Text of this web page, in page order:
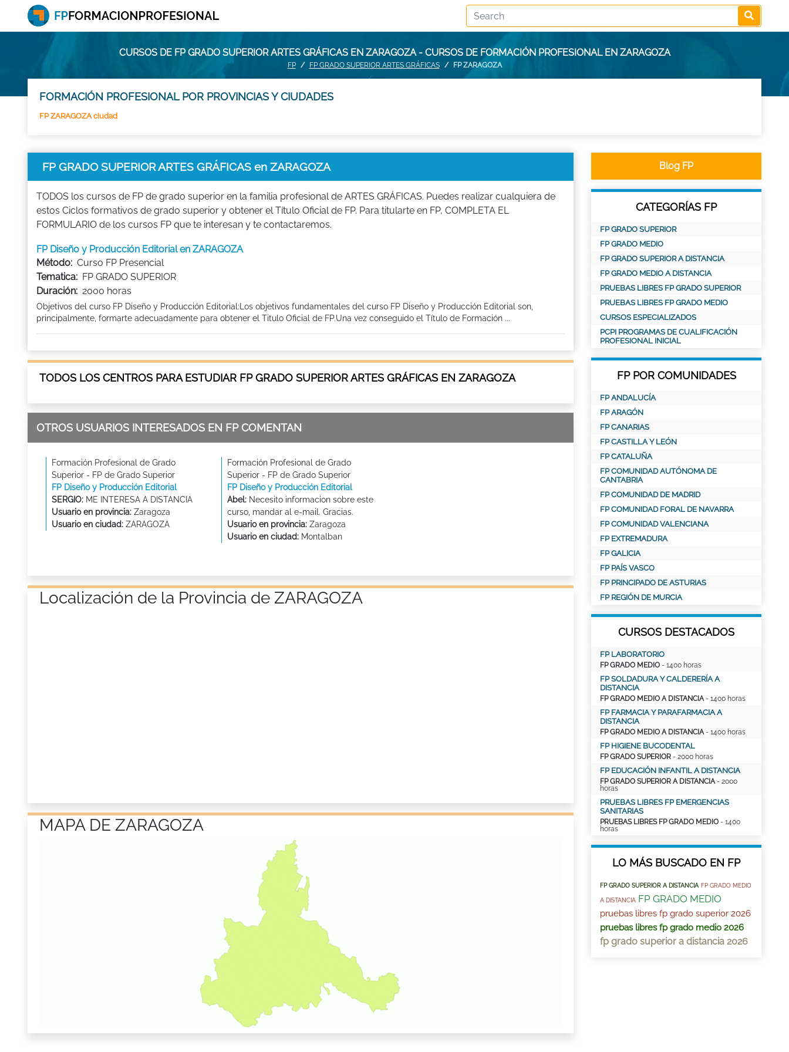
CURSOS DE FP GRADO SUPERIOR ARTES GRÁFICAS EN ZARAGOZA - CURSOS DE FORMACIÓN PROFESIONAL EN ZARAGOZA
FP FP GRADO SUPERIOR ARTES GRÁFICAS FP ZARAGOZA
FORMACIÓN PROFESIONAL POR PROVINCIAS Y CIUDADES
FP ZARAGOZA ciudad
FP GRADO SUPERIOR ARTES GRÁFICAS en ZARAGOZA
TODOS los cursos de FP de grado superior en la familia profesional de ARTES GRÁFICAS. Puedes realizar cualquiera de
estos Ciclos formativos de grado superior y obtener el Título Oficial de FP. Para titularte en FP, COMPLETA EL
FORMULARIO de los cursos FP que te interesan y te contactaremos.
FP Diseño y Producción Editorial en ZARAGOZA
Método: Curso FP Presencial
Tematica: FP GRADO SUPERIOR
Duración: 2000 horas
Objetivos del curso FP Diseño y Producción Editorial:Los objetivos fundamentales del curso FP Diseño y Producción Editorial son,
principalmente, formarte adecuadamente para obtener el Titulo Oficial de FP.Una vez conseguido el Título de Formación ...
TODOS LOS CENTROS PARA ESTUDIAR FP GRADO SUPERIOR ARTES GRÁFICAS EN ZARAGOZA
OTROS USUARIOS INTERESADOS EN FP COMENTAN
Formación Profesional de Grado
Superior - FP de Grado Superior
FP Diseño y Producción Editorial
SERGIO: ME INTERESA A DISTANCIA
Usuario en provincia: Zaragoza
Usuario en ciudad: ZARAGOZA
Formación Profesional de Grado
Superior - FP de Grado Superior
FP Diseño y Producción Editorial
Abel: Necesito informacion sobre este
curso, mandar al e-mail. Gracias.
Usuario en provincia: Zaragoza
Usuario en ciudad: Montalban
Localización de la Provincia de ZARAGOZA
MAPA DE ZARAGOZA
Blog FP
CATEGORÍAS FP
FP GRADO SUPERIOR
FP GRADO MEDIO
FP GRADO SUPERIOR A DISTANCIA
FP GRADO MEDIO A DISTANCIA
PRUEBAS LIBRES FP GRADO SUPERIOR
PRUEBAS LIBRES FP GRADO MEDIO
CURSOS ESPECIALIZADOS
PCPI PROGRAMAS DE CUALIFICACIÓN
PROFESIONAL INICIAL
FP POR COMUNIDADES
FP ANDALUCÍA
FP ARAGÓN
FP CANARIAS
FP CASTILLA Y LEÓN
FP CATALUÑA
FP COMUNIDAD AUTÓNOMA DE
CANTABRIA
FP COMUNIDAD DE MADRID
FP COMUNIDAD FORAL DE NAVARRA
FP COMUNIDAD VALENCIANA
FP EXTREMADURA
FP GALICIA
FP PAÍS VASCO
FP PRINCIPADO DE ASTURIAS
FP REGIÓN DE MURCIA
CURSOS DESTACADOS
FP LABORATORIO
FP GRADO MEDIO - 1400 horas
FP SOLDADURA Y CALDERERÍA A
DISTANCIA
FP GRADO MEDIO A DISTANCIA- 1400 horas
FP FARMACIA Y PARAFARMACIA A
DISTANCIA
FP GRADO MEDIO A DISTANCIA- 1400 horas
FP HIGIENE BUCODENTAL
FP GRADO SUPERIOR - 2000 horas
FP EDUCACIÓN INFANTIL A DISTANCIA
FP GRADO SUPERIOR A DISTANCIA- 2000
horas
PRUEBAS LIBRES FP EMERGENCIAS
SANITARIAS
PRUEBAS LIBRES FP GRADO MEDIO - 1400
horas
LO MÁS BUSCADO EN FP
FP GRADO SUPERIOR A DISTANCIA FP GRADO MEDIO
A DISTANCIA FP GRADO MEDIO
pruebas libres fp grado superior 2026
pruebas libres fp grado medio 2026
fp grado superior a distancia 2026